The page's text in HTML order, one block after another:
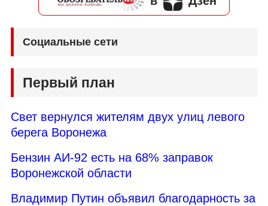
Социальные сети
Первый план
Свет вернулся жителям двух улиц левого
берега Воронежа
Бензин АИ-92 есть на 68% заправок
Воронежской области
Владимир Путин объявил благодарность за